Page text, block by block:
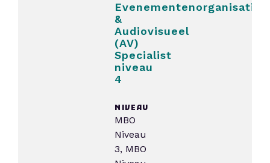
Evenementenorganisatie
&
Audiovisueel
(AV)
Specialist
niveau
4
NIVEAU
MBO
Niveau
3, MBO